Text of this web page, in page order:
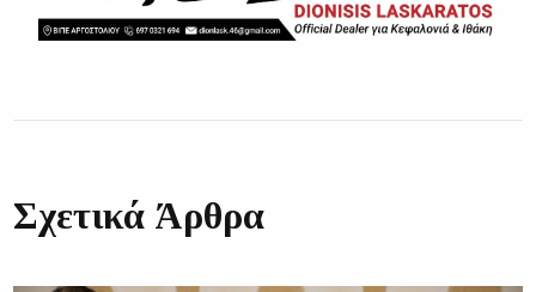
Σχετικά Άρθρα